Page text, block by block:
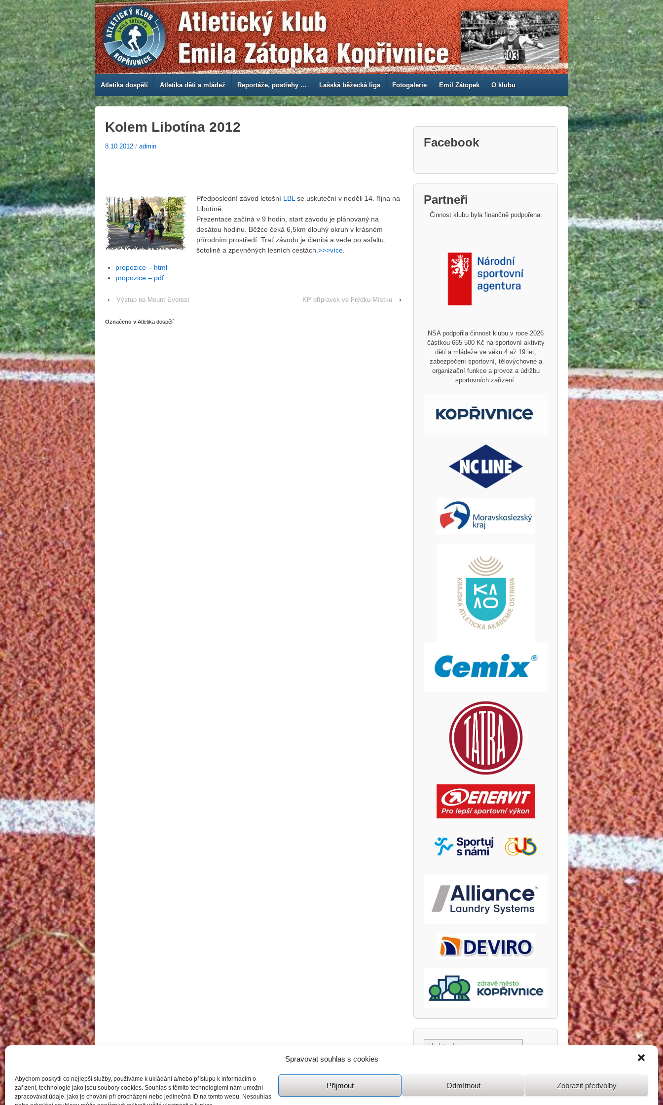
Spravovat souhlas s cookies
Abychom poskytli co nejlepší služby, používáme k ukládání a/nebo přístupu k informacím o
zařízení, technologie jako jsou soubory cookies. Souhlas s těmito technologiemi nám umožní
zpracovávat údaje, jako je chování při procházení nebo jedinečná ID na tomto webu. Nesouhlas
Příjmout Odmítnout Zobrazit předvolby
Atletika dospělí Atletika děti a mládež Reportáže, postřehy … Lašská běžecká liga Fotogalerie Emil Zátopek O klubu
Kolem Libotína 2012
8.10.2012 / admin
Předposlední závod letošní LBL se uskuteční v neděli 14. října na
Libotíně.
Prezentace začíná v 9 hodin, start závodu je plánovaný na
desátou hodinu. Běžce čeká 6,5km dlouhý okruh v krásném
přírodním prostředí. Trať závodu je členitá a vede po asfaltu,
šotolině a zpevněných lesních cestách. >>>více
propozice – html
propozice – pdf
‹ Výstup na Mount Everest KP přípravek ve Frýdku-Místku ›
Označeno v Atletika dospělí
Facebook
Partneři
Činnost klubu byla finančně podpořena:
NSA podpořila činnost klubu v roce 2026
částkou 665 500 Kč na sportovní aktivity
dětí a mládeže ve věku 4 až 19 let,
zabezpečení sportovní, tělovýchovné a
organizační funkce a provoz a údržbu
sportovních zařízení.